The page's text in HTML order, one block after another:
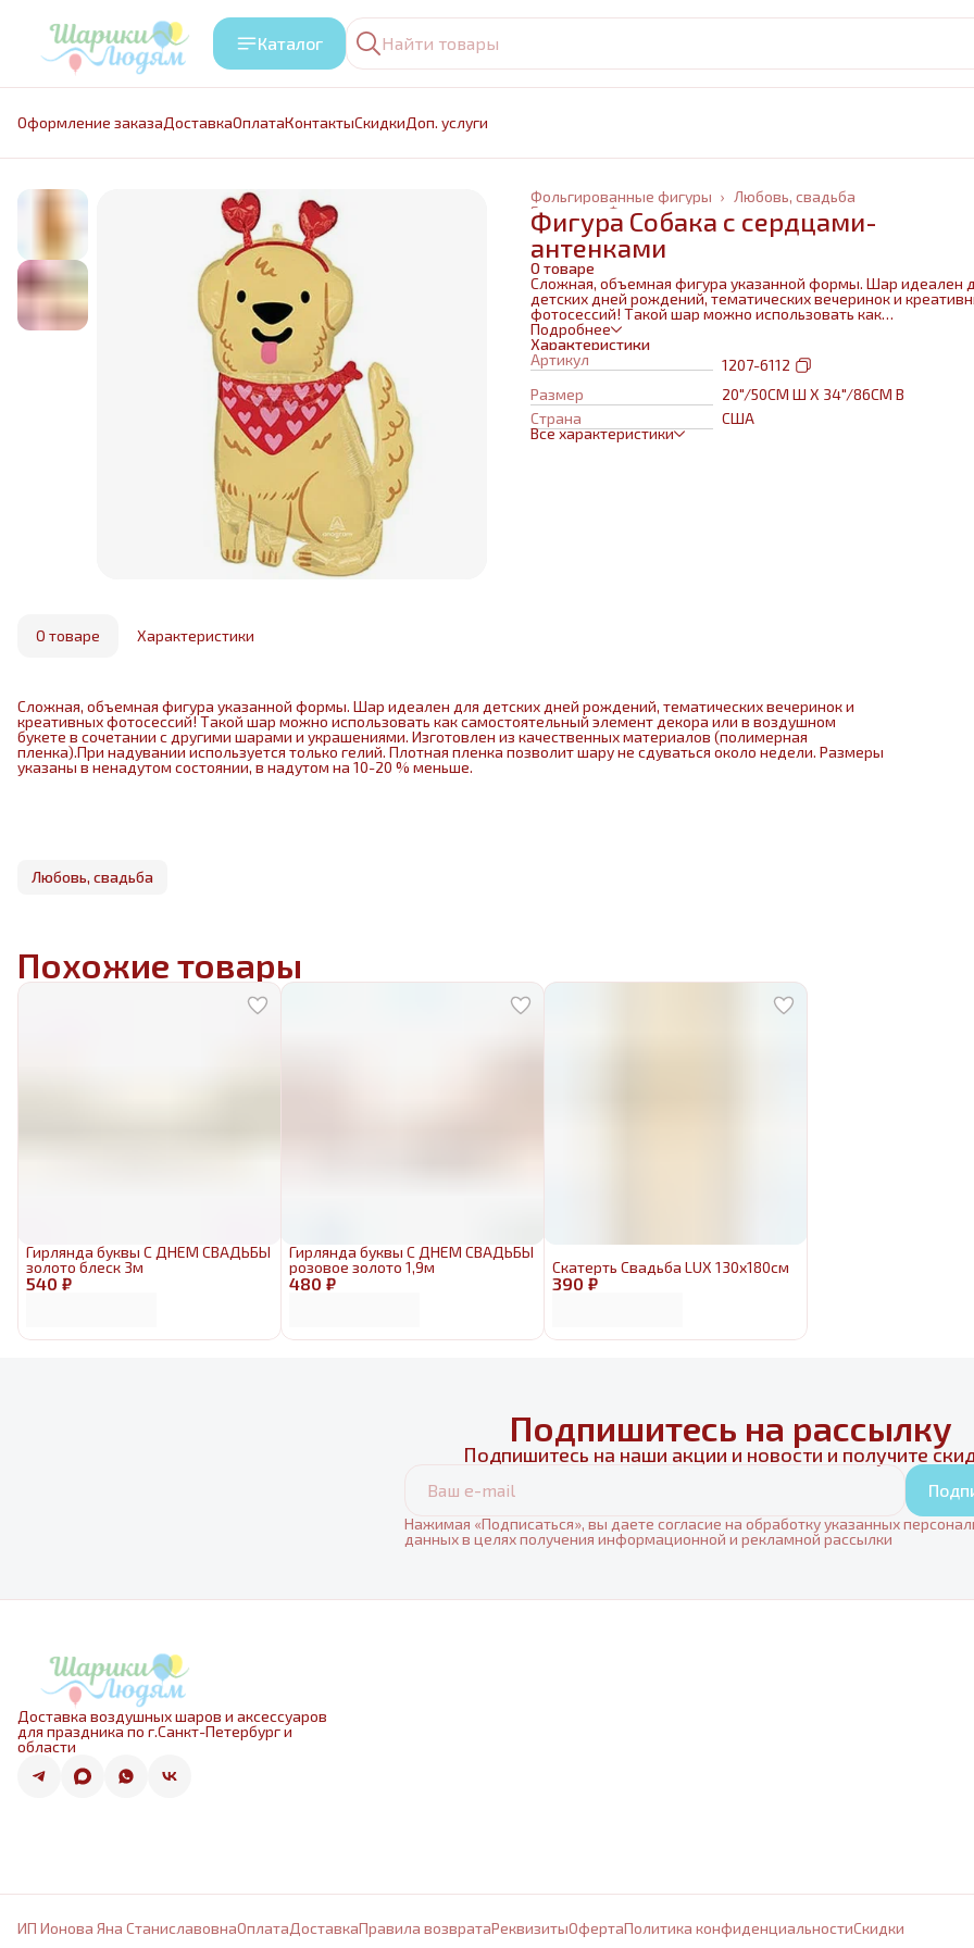
Каталог
Оформление заказаДоставкаОплатаКонтактыCкидкиДоп. услуги
Любовь, свадьба
Фольгированные фигуры ›
Фольгированные шары
Главная
Фигура Собака с сердцами-
антенками
О товаре
Сложная, объемная фигура указанной формы. Шар идеален
детских дней рождений, тематических вечеринок и
фотосессий! Такой шар можно использовать как
самостоятельный элемент декора или в воздушном букете в
сочетании с другими шарами и украшениями. Изготовлен из
качественных материалов (полимерная пленка).При
используется только гелий. Плотная пленка позволит шару
сдуваться около недели. Размеры указаны в ненадутом
состоянии, в надутом на 10-20 % меньше.
Подробнее
Характеристики
Артикул
1207-6112
Размер
20"/50СМ Ш X 34"/86СМ В
Страна
США
Все характеристики
О товаре Характеристики
Сложная, объемная фигура указанной формы. Шар идеален для детских дней рождений, тематических вечеринок и
креативных фотосессий! Такой шар можно использовать как самостоятельный элемент декора или в воздушном
букете в сочетании с другими шарами и украшениями. Изготовлен из качественных материалов (полимерная
пленка).При надувании используется только гелий. Плотная пленка позволит шару не сдуваться около недели. Размеры
указаны в ненадутом состоянии, в надутом на 10-20 % меньше.
Любовь, свадьба
Похожие товары
540 ₽
Гирлянда буквы С ДНЕМ СВАДЬБЫ
золото блеск 3м
480 ₽
Гирлянда буквы С ДНЕМ СВАДЬБЫ
розовое золото 1,9м
390 ₽
Скатерть Свадьба LUX 130х180см
Подпишитесь на рассылку
Подпишитесь на наши акции и новости и получите
Нажимая «Подписаться», вы даете согласие на обработку указанных
данных в целях получения информационной и рекламной рассылки
Доставка воздушных шаров и аксессуаров
для праздника по г.Санкт-Петербург и
области
ИП Ионова Яна СтаниславовнаОплатаДоставкаПравила возвратаРеквизитыОфертаПолитика конфиденциальностиCкидки